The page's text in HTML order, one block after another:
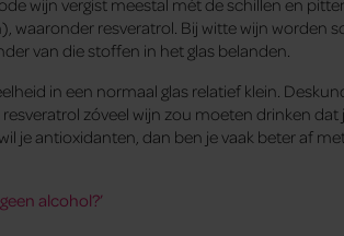
waaronder resveratrol. Bij witte wijn worden
van die stoffen in het glas belanden.
in een normaal glas relatief klein.
zóveel wijn zou moeten drinken dat
je antioxidanten, dan ben je vaak beter af
alcohol?’